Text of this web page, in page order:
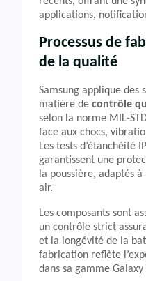
applications,
Processus de
de la qualité
Samsung applique des
matière de contrôle
selon la norme MIL-
face aux chocs,
Les tests d’étanchéité
garantissent une
la poussière, adaptés
air.
Les composants sont
un contrôle strict
et la longévité de la
fabrication reflète
dans sa gamme Galaxy